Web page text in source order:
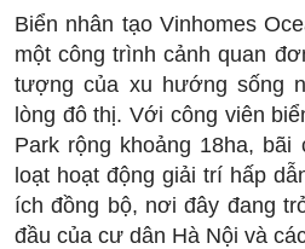
Biển nhân tạo Vinhomes
một công trình cảnh quan
tượng của xu hướng sống
lòng đô thị. Với công viên
Park rộng khoảng 18ha, bãi
loạt hoạt động giải trí hấp
ích đồng bộ, nơi đây đang
đầu của cư dân Hà Nội và